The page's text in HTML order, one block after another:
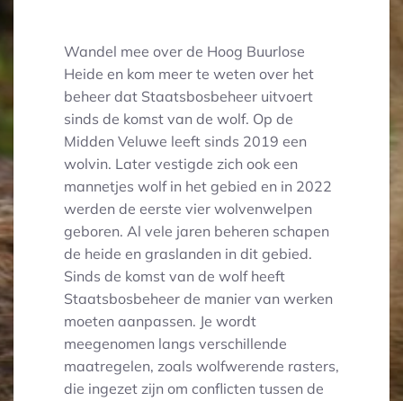
Wandel mee over de Hoog Buurlose
Heide en kom meer te weten over het
beheer dat Staatsbosbeheer uitvoert
sinds de komst van de wolf. Op de
Midden Veluwe leeft sinds 2019 een
wolvin. Later vestigde zich ook een
mannetjes wolf in het gebied en in 2022
werden de eerste vier wolvenwelpen
geboren. Al vele jaren beheren schapen
de heide en graslanden in dit gebied.
Sinds de komst van de wolf heeft
Staatsbosbeheer de manier van werken
moeten aanpassen. Je wordt
meegenomen langs verschillende
maatregelen, zoals wolfwerende rasters,
die ingezet zijn om conflicten tussen de